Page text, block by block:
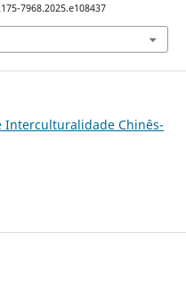
7968.2025.e108437
Interculturalidade Chinês-